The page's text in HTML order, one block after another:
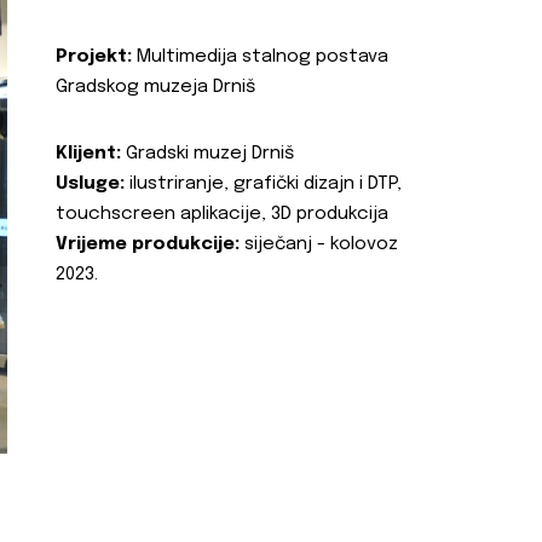
Projekt: Multimedija stalnog postava
Gradskog muzeja Drniš
Klijent: Gradski muzej Drniš
Usluge: ilustriranje, grafički dizajn i DTP,
touchscreen aplikacije, 3D produkcija
Vrijeme produkcije: siječanj - kolovoz
2023.